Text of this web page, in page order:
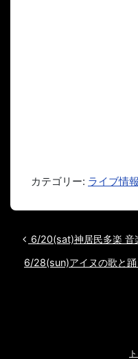
カテゴリー: ライブ情報
投稿ナビゲ
6/20(sat)神居民多楽 音
6/28(sun)アイヌの歌と